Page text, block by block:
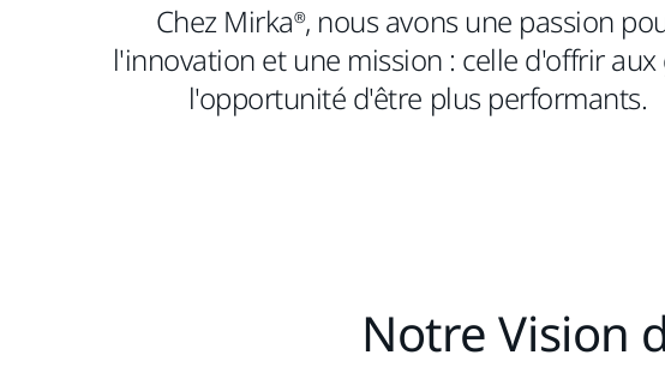
Chez Mirka®, nous avons une passion
l'innovation et une mission : celle d'offrir aux
l'opportunité d'être plus performants.
Notre Vision